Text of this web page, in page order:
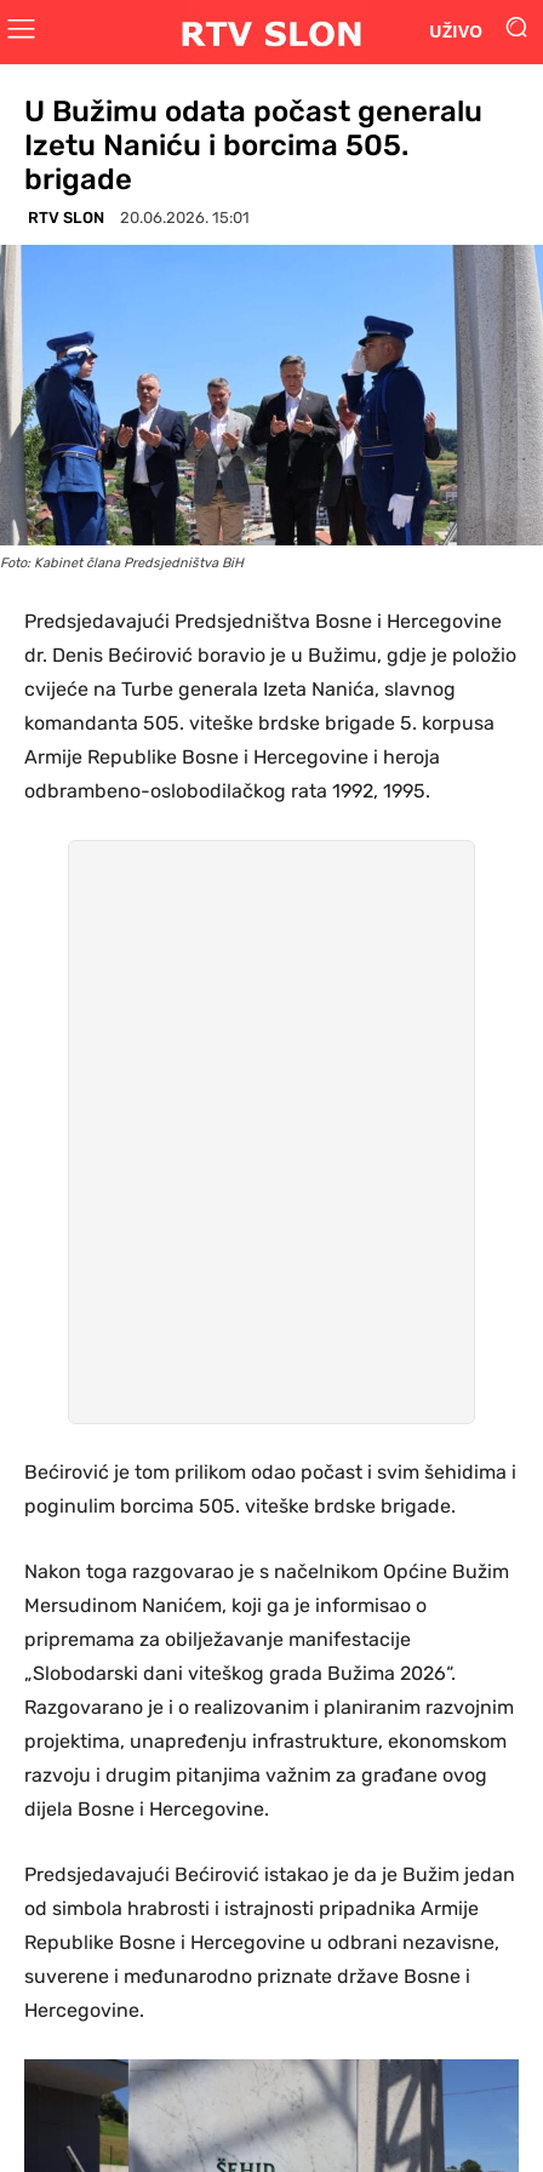
UŽIVO
U Bužimu odata počast generalu
Izetu Naniću i borcima 505.
brigade
RTV SLON 20.06.2026. 15:01
Foto: Kabinet člana Predsjedništva BiH
Predsjedavajući Predsjedništva Bosne i Hercegovine
dr. Denis Bećirović boravio je u Bužimu, gdje je položio
cvijeće na Turbe generala Izeta Nanića, slavnog
komandanta 505. viteške brdske brigade 5. korpusa
Armije Republike Bosne i Hercegovine i heroja
odbrambeno-oslobodilačkog rata 1992, 1995.
Bećirović je tom prilikom odao počast i svim šehidima i
poginulim borcima 505. viteške brdske brigade.
Nakon toga razgovarao je s načelnikom Općine Bužim
Mersudinom Nanićem, koji ga je informisao o
pripremama za obilježavanje manifestacije
„Slobodarski dani viteškog grada Bužima 2026“.
Razgovarano je i o realizovanim i planiranim razvojnim
projektima, unapređenju infrastrukture, ekonomskom
razvoju i drugim pitanjima važnim za građane ovog
dijela Bosne i Hercegovine.
Predsjedavajući Bećirović istakao je da je Bužim jedan
od simbola hrabrosti i istrajnosti pripadnika Armije
Republike Bosne i Hercegovine u odbrani nezavisne,
suverene i međunarodno priznate države Bosne i
Hercegovine.